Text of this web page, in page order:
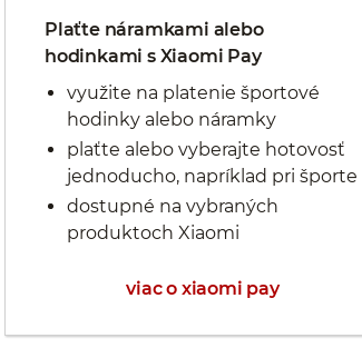
Plaťte náramkami alebo
hodinkami s Xiaomi Pay
využite na platenie športové
hodinky alebo náramky
plaťte alebo vyberajte hotovosť
jednoducho, napríklad pri športe
dostupné na vybraných
produktoch Xiaomi
viac o xiaomi pay